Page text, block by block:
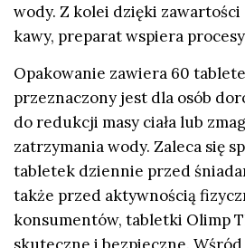
wody. Z kolei dzięki
kawy, preparat wspiera
Opakowanie zawiera 60
przeznaczony jest dla osób
do redukcji masy ciała lub
zatrzymania wody. Zaleca się
tabletek dziennie przed
także przed aktywnością
konsumentów, tabletki Olimp